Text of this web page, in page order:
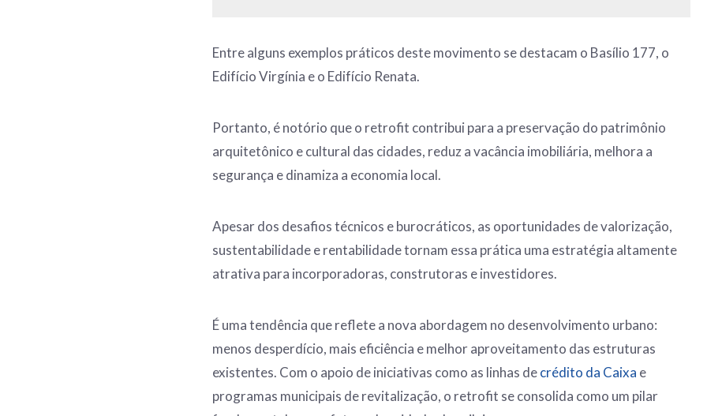
Entre alguns exemplos práticos deste movimento se destacam o Basílio 177, o
Edifício Virgínia e o Edifício Renata.
Portanto, é notório que o retrofit contribui para a preservação do patrimônio
arquitetônico e cultural das cidades, reduz a vacância imobiliária, melhora a
segurança e dinamiza a economia local.
Apesar dos desafios técnicos e burocráticos, as oportunidades de valorização,
sustentabilidade e rentabilidade tornam essa prática uma estratégia altamente
atrativa para incorporadoras, construtoras e investidores.
É uma tendência que reflete a nova abordagem no desenvolvimento urbano:
menos desperdício, mais eficiência e melhor aproveitamento das estruturas
existentes. Com o apoio de iniciativas como as linhas decrédito da Caixa e
programas municipais de revitalização, o retrofit se consolida como um pilar